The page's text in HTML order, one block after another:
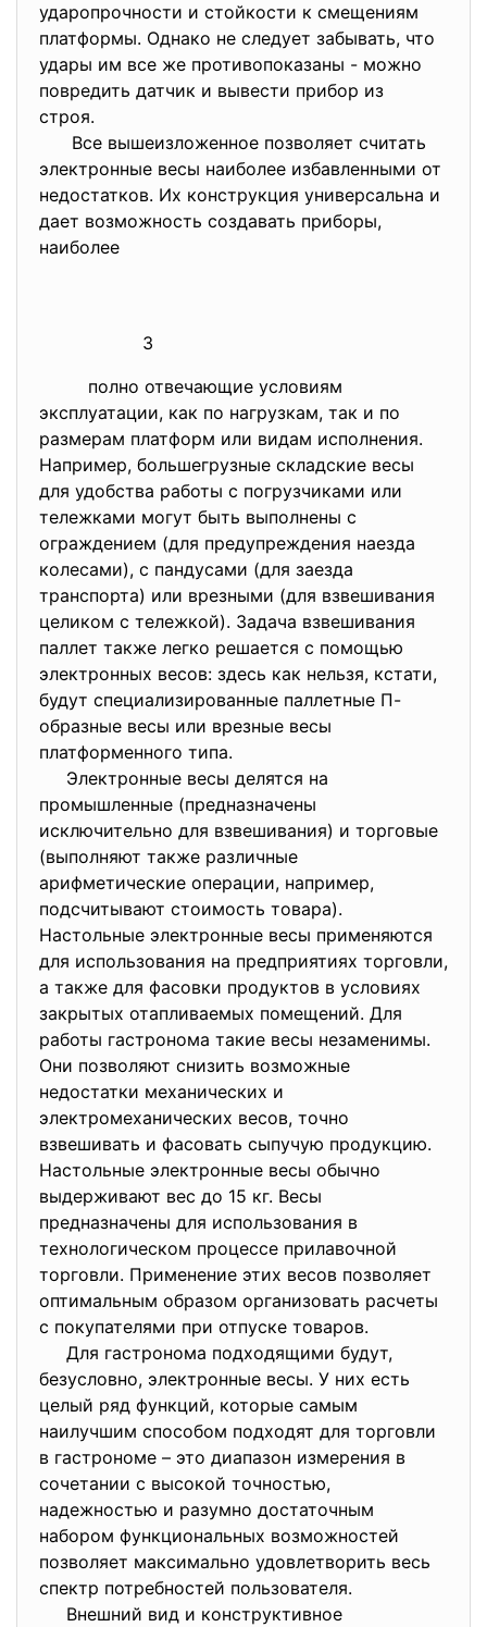
ударопрочности и стойкости к смещениям
платформы. Однако не следует забывать, что
удары им все же противопоказаны - можно
повредить датчик и вывести прибор из
строя.
Все вышеизложенное позволяет считать
электронные весы наиболее избавленными от
недостатков. Их конструкция универсальна и
дает возможность создавать приборы,
наиболее
3
полно отвечающие условиям
эксплуатации, как по нагрузкам, так и по
размерам платформ или видам исполнения.
Например, большегрузные складские весы
для удобства работы с погрузчиками или
тележками могут быть выполнены с
ограждением (для предупреждения наезда
колесами), с пандусами (для заезда
транспорта) или врезными (для взвешивания
целиком с тележкой). Задача взвешивания
паллет также легко решается с помощью
электронных весов: здесь как нельзя, кстати,
будут специализированные паллетные П-
образные весы или врезные весы
платформенного типа.
Электронные весы делятся на
промышленные (предназначены
исключительно для взвешивания) и торговые
(выполняют также различные
арифметические операции, например,
подсчитывают стоимость товара).
Настольные электронные весы применяются
для использования на предприятиях торговли,
а также для фасовки продуктов в условиях
закрытых отапливаемых помещений. Для
работы гастронома такие весы незаменимы.
Они позволяют снизить возможные
недостатки механических и
электромеханических весов, точно
взвешивать и фасовать сыпучую продукцию.
Настольные электронные весы обычно
выдерживают вес до 15 кг. Весы
предназначены для использования в
технологическом процессе прилавочной
торговли. Применение этих весов позволяет
оптимальным образом организовать расчеты
с покупателями при отпуске товаров.
Для гастронома подходящими будут,
безусловно, электронные весы. У них есть
целый ряд функций, которые самым
наилучшим способом подходят для торговли
в гастрономе – это диапазон измерения в
сочетании с высокой точностью,
надежностью и разумно достаточным
набором функциональных возможностей
позволяет максимально удовлетворить весь
спектр потребностей пользователя.
Внешний вид и конструктивное